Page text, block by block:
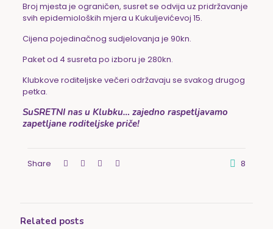
Broj mjesta je ograničen, susret se odvija uz pridržavanje
svih epidemioloških mjera u Kukuljevićevoj 15.
Cijena pojedinačnog sudjelovanja je 90kn.
Paket od 4 susreta po izboru je 280kn.
Klubkove roditeljske večeri održavaju se svakog drugog
petka.
SuSRETNI nas u Klubku… zajedno raspetljavamo
zapetljane roditeljske priče!
Share 8
Related posts